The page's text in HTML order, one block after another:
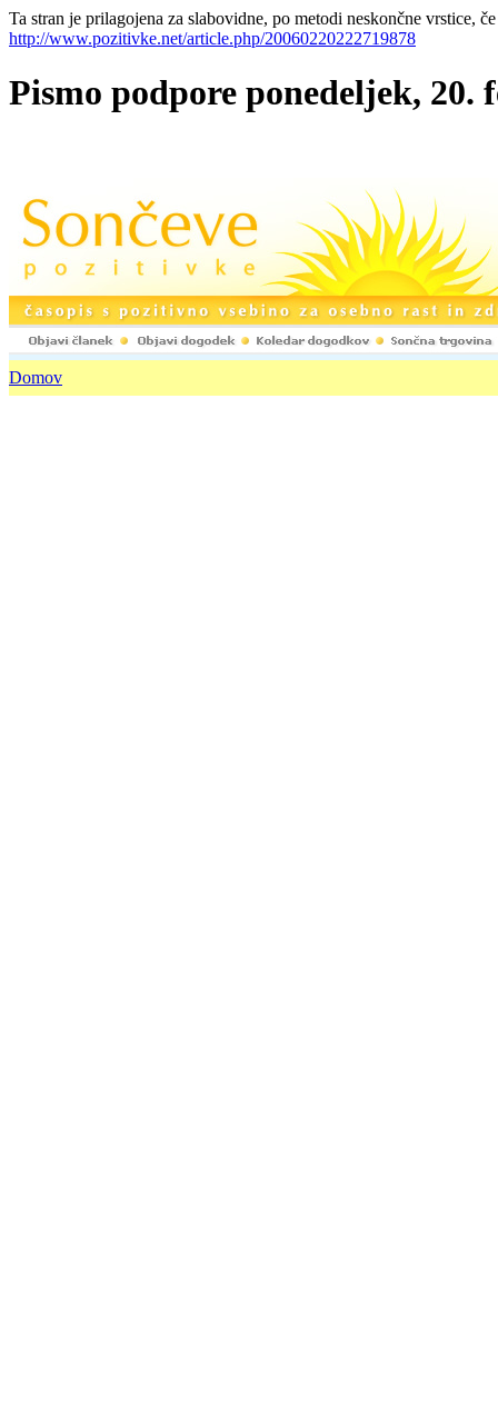
Ta stran je prilagojena za slabovidne, po metodi neskončne vrstice,
http://www.pozitivke.net/article.php/20060220222719878
Pismo podpore ponedeljek,
Domov